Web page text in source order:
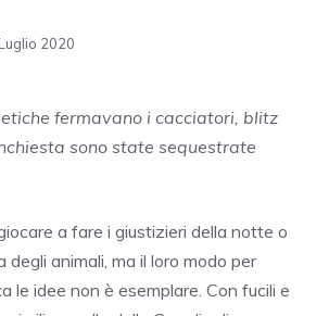
2020
fermavano i cacciatori, blitz
sono state sequestrate
a fare i giustizieri della notte o
degli animali, ma il loro modo per
le idee non è esemplare. Con fucili e